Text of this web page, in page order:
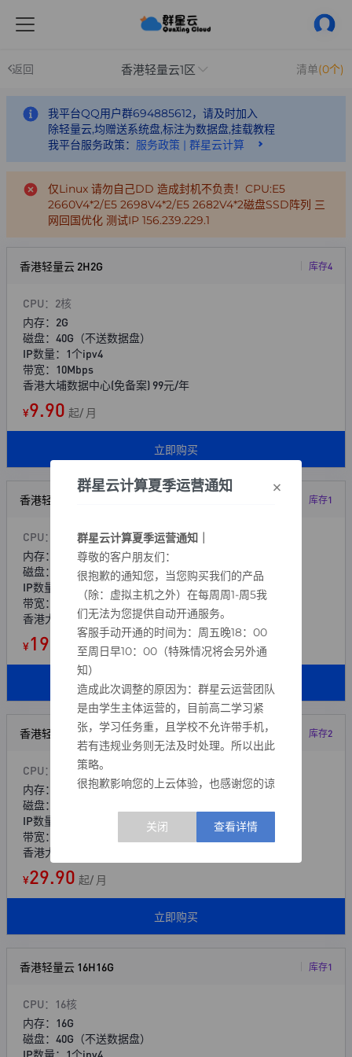
返回 香港轻量云1区 清单(0个)
我平台QQ用户群694885612，请及时加入
除轻量云,均赠送系统盘,标注为数据盘,挂载教程
我平台服务政策： 服务政策 | 群星云计算
仅Linux 请勿自己DD 造成封机不负责！CPU:E5
2660V4*2/E5 2698V4*2/E5 2682V4*2磁盘SSD阵列 三
网回国优化 测试IP 156.239.229.1
香港轻量云 2H2G 库存4
CPU：2核
内存：2G
磁盘：40G（不送数据盘）
IP数量：1个ipv4
带宽：10Mbps
香港大埔数据中心(免备案) 99元/年
¥9.90 起/ 月
立即购买
香港轻量云 4H4G 库存1
CPU：4核
内存：4G
磁盘：40G（不送数据盘）
IP数量：1个ipv4
带宽：10Mbps
香港大埔数据中心(免备案) 199元/年
¥19.90 起/ 月
立即购买
香港轻量云 8H8G 库存2
CPU：8核
内存：8G
磁盘：40G（不送数据盘）
IP数量：1个ipv4
带宽：10Mbps
香港大埔数据中心(免备案) 299元/年
¥29.90 起/ 月
立即购买
香港轻量云 16H16G 库存1
CPU：16核
内存：16G
磁盘：40G（不送数据盘）
IP数量：1个ipv4
群星云计算夏季运营通知
群星云计算夏季运营通知｜
尊敬的客户朋友们：
很抱歉的通知您，当您购买我们的产品
（除：虚拟主机之外）在每周周1-周5我
们无法为您提供自动开通服务。
客服手动开通的时间为：周五晚18：00
至周日早10：00（特殊情况将会另外通
知）
造成此次调整的原因为：群星云运营团队
是由学生主体运营的，目前高二学习紧
张，学习任务重，且学校不允许带手机，
若有违规业务则无法及时处理。所以出此
策略。
很抱歉影响您的上云体验，也感谢您的谅
——群星云运营团队 2026年4月25日
×